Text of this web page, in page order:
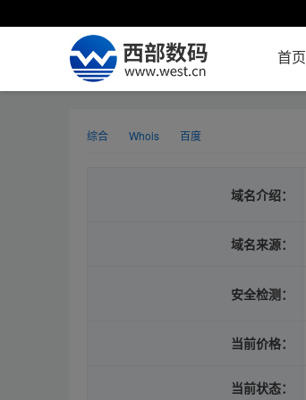
首页
综合 Whois 百度
域名介绍：
域名来源：
安全检测：
当前价格：
当前状态：